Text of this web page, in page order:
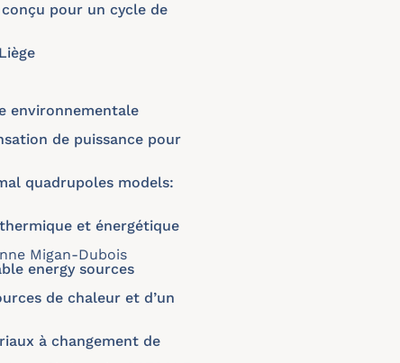
pour un cycle de
environnementale
de puissance pour
quadrupoles models:
et énergétique
Migan-Dubois
energy sources
de chaleur et d’un
à changement de